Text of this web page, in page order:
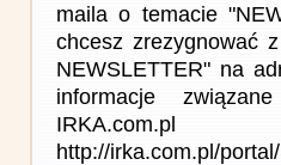
maila o temacie
chcesz zrezygnować
NEWSLETTER" na
informacje
http://irka.com.pl/